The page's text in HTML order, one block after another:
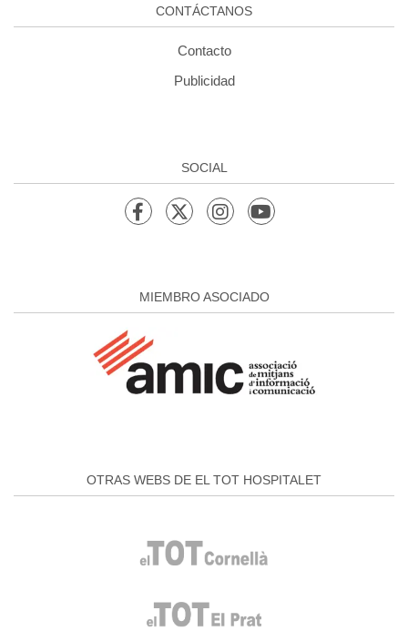
CONTÁCTANOS
Contacto
Publicidad
SOCIAL
MIEMBRO ASOCIADO
OTRAS WEBS DE EL TOT HOSPITALET